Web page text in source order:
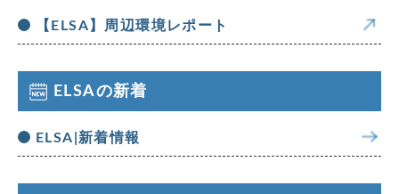
【ELSA】周辺環境レポート
ELSAの新着
ELSA|新着情報